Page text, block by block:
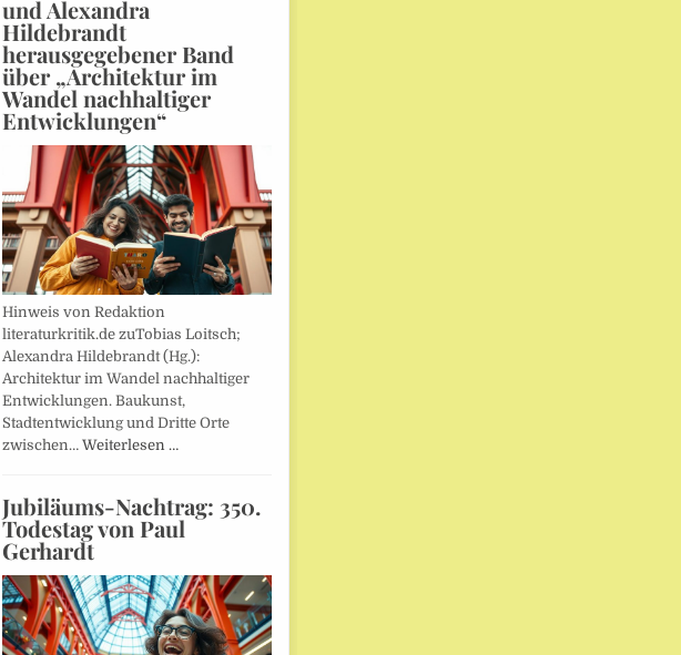
und Alexandra
Hildebrandt
herausgegebener Band
über „Architektur im
Wandel nachhaltiger
Entwicklungen“
Hinweis von Redaktion
literaturkritik.de zuTobias Loitsch;
Alexandra Hildebrandt (Hg.):
Architektur im Wandel nachhaltiger
Entwicklungen. Baukunst,
Stadtentwicklung und Dritte Orte
zwischen… Weiterlesen …
Jubiläums-Nachtrag: 350.
Todestag von Paul
Gerhardt